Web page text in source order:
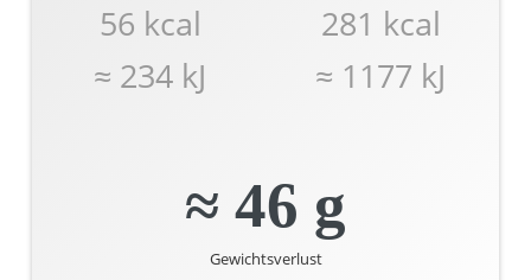
56 kcal
≈ 234 kJ
281 kcal
≈ 1177 kJ
≈ 46 g
Gewichtsverlust